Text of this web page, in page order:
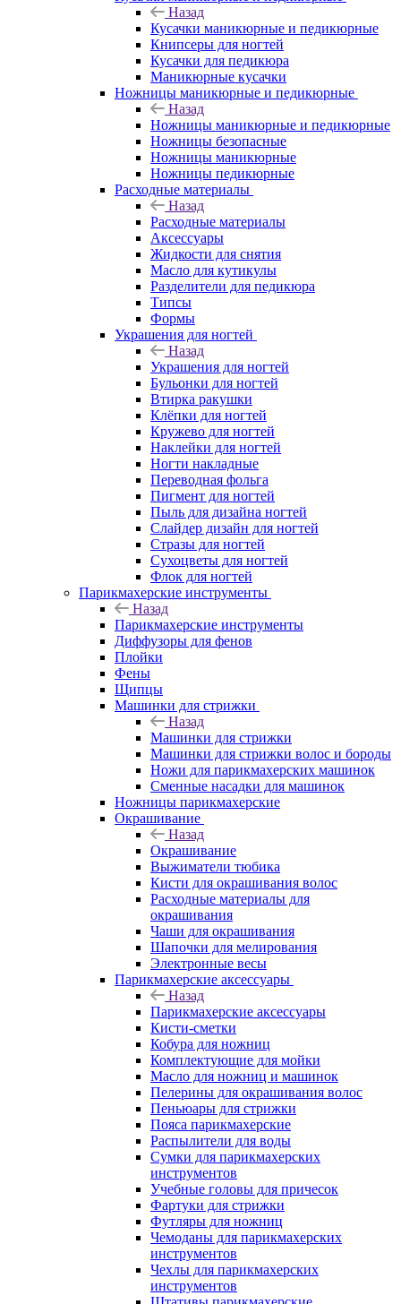
Назад
Кусачки маникюрные и педикюрные
Книпсеры для ногтей
Кусачки для педикюра
Маникюрные кусачки
Ножницы маникюрные и педикюрные
Назад
Ножницы маникюрные и педикюрные
Ножницы безопасные
Ножницы маникюрные
Ножницы педикюрные
Расходные материалы
Назад
Расходные материалы
Аксессуары
Жидкости для снятия
Масло для кутикулы
Разделители для педикюра
Типсы
Формы
Украшения для ногтей
Назад
Украшения для ногтей
Бульонки для ногтей
Втирка ракушки
Клёпки для ногтей
Кружево для ногтей
Наклейки для ногтей
Ногти накладные
Переводная фольга
Пигмент для ногтей
Пыль для дизайна ногтей
Слайдер дизайн для ногтей
Стразы для ногтей
Сухоцветы для ногтей
Флок для ногтей
Парикмахерские инструменты
Назад
Парикмахерские инструменты
Диффузоры для фенов
Плойки
Фены
Щипцы
Машинки для стрижки
Назад
Машинки для стрижки
Машинки для стрижки волос и бороды
Ножи для парикмахерских машинок
Сменные насадки для машинок
Ножницы парикмахерские
Окрашивание
Назад
Окрашивание
Выжиматели тюбика
Кисти для окрашивания волос
Расходные материалы для
окрашивания
Чаши для окрашивания
Шапочки для мелирования
Электронные весы
Парикмахерские аксессуары
Назад
Парикмахерские аксессуары
Кисти-сметки
Кобура для ножниц
Комплектующие для мойки
Масло для ножниц и машинок
Пелерины для окрашивания волос
Пеньюары для стрижки
Пояса парикмахерские
Распылители для воды
Сумки для парикмахерских
инструментов
Учебные головы для причесок
Фартуки для стрижки
Футляры для ножниц
Чемоданы для парикмахерских
инструментов
Чехлы для парикмахерских
инструментов